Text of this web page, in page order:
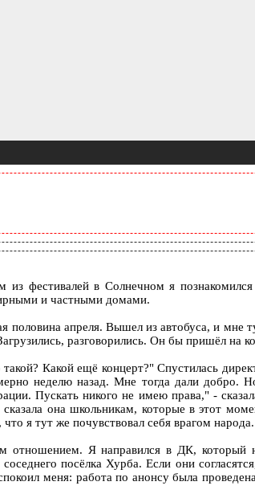
фестивалей в Солнечном я
и частными домами.
половина апреля. Вышел из автобуса, и мне
разговорились. Он бы пришёл на
Какой ещё концерт?" Спустилась
неделю назад. Мне тогда дали добро.
Пускать никого не имею права," -
она школьникам, которые в этот
я тут же почувствовал себя врагом народа.
отношением. Я направился в ДК, который
посёлка Хурба. Если они
меня: работа по анонсу была